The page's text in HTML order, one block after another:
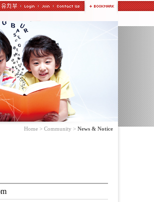
Home > Community > News & Notice